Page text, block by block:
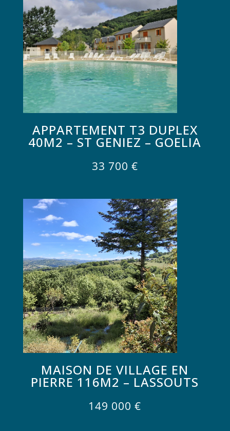
APPARTEMENT T3 DUPLEX
40M2 – ST GENIEZ – GOELIA
33 700 €
MAISON DE VILLAGE EN
PIERRE 116M2 – LASSOUTS
149 000€